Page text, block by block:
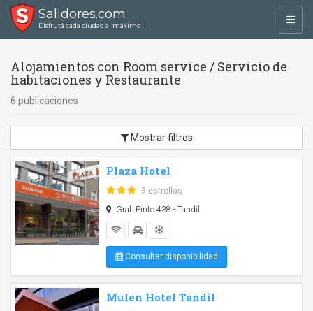
Salidores.com
Disfrutá cada ciudad al máximo
Alojamientos con Room service / Servicio de
habitaciones y Restaurante
6 publicaciones
Mostrar filtros
Plaza Hotel
3 estrellas
Gral. Pinto 438 - Tandil
Consultar disponibilidad
Mulen Hotel Tandil